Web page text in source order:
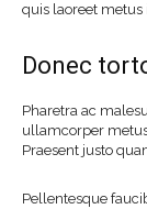
quis laoreet
Donec
Pharetra ac
ullamcorper
Praesent justo
Pellentesque